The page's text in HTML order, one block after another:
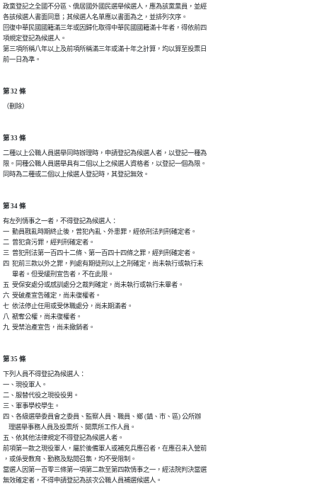
政黨登記之全國不分區、僑居國外國民選舉候選人，應為該黨黨員，並經
各該候選人書面同意；其候選人名單應以書面為之，並排列次序。
回復中華民國國籍滿三年或因歸化取得中華民國國籍滿十年者，得依前四
項規定登記為候選人。
第三項所稱八年以上及前項所稱滿三年或滿十年之計算，均以算至投票日
前一日為準。
第 32 條
（刪除）
第 33 條
二種以上公職人員選舉同時辦理時，申請登記為候選人者，以登記一種為
限。同種公職人員選舉具有二個以上之候選人資格者，以登記一個為限。
同時為二種或二個以上候選人登記時，其登記無效。
第 34 條
有左列情事之一者，不得登記為候選人：
一  動員戡亂時期終止後，曾犯內亂、外患罪，經依刑法判刑確定者。
二  曾犯貪污罪，經判刑確定者。
三  曾犯刑法第一百四十二條、第一百四十四條之罪，經判刑確定者。
四  犯前三款以外之罪，判處有期徒刑以上之刑確定，尚未執行或執行未
畢者。但受緩刑宣告者，不在此限。
五  受保安處分或感訓處分之裁判確定，尚未執行或執行未畢者。
六  受破產宣告確定，尚未復權者。
七  依法停止任用或受休職處分，尚未期滿者。
八  褫奪公權，尚未復權者。
九  受禁治產宣告，尚未撤銷者。
第 35 條
下列人員不得登記為候選人：
一、現役軍人。
二、服替代役之現役役男。
三、軍事學校學生。
四、各級選舉委員會之委員、監察人員、職員、鄉 (鎮、市、區) 公所辦
    理選舉事務人員及投票所、開票所工作人員。
五、依其他法律規定不得登記為候選人者。
前項第一款之現役軍人，屬於後備軍人或補充兵應召者，在應召未入營前
，或係受教育、勤務及點閱召集，均不受限制。
當選人因第一百零三條第一項第二款至第四款情事之一，經法院判決當選
無效確定者，不得申請登記為該次公職人員補選候選人。